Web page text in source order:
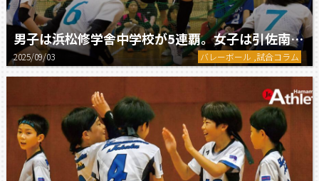
男子は浜松修学舎中学校が5連覇。女子は引佐南部中学校が優勝。／中体連浜松地区大会 バレーボールの部
2025/09/03 バレーボール ,試合コラム